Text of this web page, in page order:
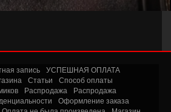
запись УСПЕШНАЯ ОПЛАТА
Статьи
Способ оплаты
Распродажа
Распродажа
Оформление заказа